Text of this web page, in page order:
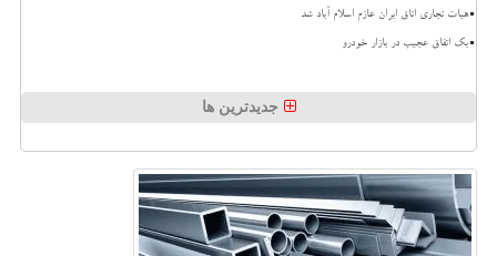
هیات تجاری اتاق ایران عازم اسلام آباد شد
بک اتفاق عجیب در بازار خودرو
جدیدترین ها